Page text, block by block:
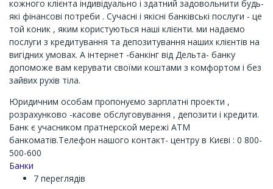
кожного клієнта індивідуально і здатний задовольнити будь-
які фінансові потреби . Сучасні і якісні банківські послуги - це
той коник , яким користуються наші клієнти. ми надаємо
послуги з кредитування та депозитування наших клієнтів на
вигідних умовах. А інтернет -банкінг від Дельта- банку
допоможе вам керувати своїми коштами з комфортом і без
зайвих рухів тіла.
Юридичним особам пропонуємо зарплатні проекти ,
розрахунково -касове обслуговування , депозити і кредити.
Банк є учасником пратнерской мережі АТМ
банкоматів.Телефон нашого контакт- центру в Києві : 0 800-
500-600
Банки
7 переглядів